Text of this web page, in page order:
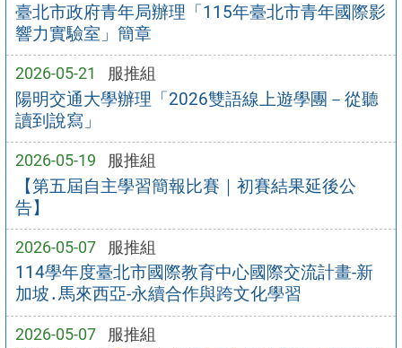
臺北市政府青年局辦理「115年臺北市青年國際影
響力實驗室」簡章
2026-05-21 服推組
陽明交通大學辦理「2026雙語線上遊學團－從聽
讀到說寫」
2026-05-19 服推組
【第五屆自主學習簡報比賽｜初賽結果延後公
告】
2026-05-07 服推組
114學年度臺北市國際教育中心國際交流計畫-新
加坡․馬來西亞-永續合作與跨文化學習
2026-05-07 服推組